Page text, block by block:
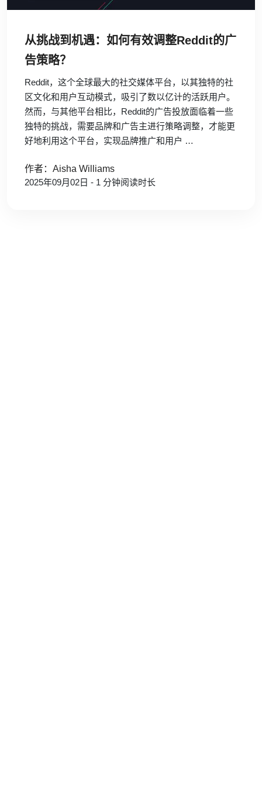
从挑战到机遇：如何有效调整Reddit的广
告策略？
Reddit，这个全球最大的社交媒体平台，以其独特的社
区文化和用户互动模式，吸引了数以亿计的活跃用户。
然而，与其他平台相比，Reddit的广告投放面临着一些
独特的挑战，需要品牌和广告主进行策略调整，才能更
好地利用这个平台，实现品牌推广和用户 …
作者：Aisha Williams
2025年09月02日 - 1 分钟阅读时长